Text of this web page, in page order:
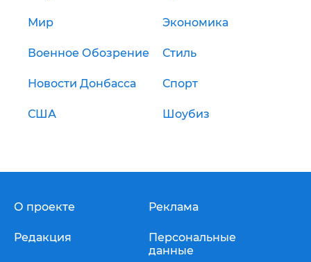
Мир Экономика
Военное Обозрение Стиль
Новости Донбасса Спорт
США Шоубиз
О проекте
Редакция
Реклама
Персональные
данные